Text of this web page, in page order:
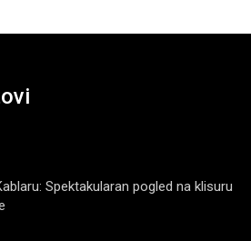
Spektakularan pogled na klisuru